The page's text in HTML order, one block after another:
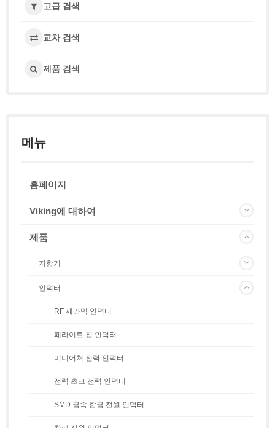
고급 검색
교차 검색
제품 검색
메뉴
홈페이지
Viking에 대하여
제품
저항기
인덕터
RF 세라믹 인덕터
페라이트 칩 인덕터
미니어처 전력 인덕터
전력 초크 전력 인덕터
SMD 금속 합금 전원 인덕터